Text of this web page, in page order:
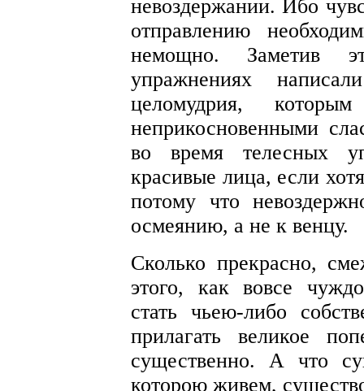
невоздержании. Ибо
отправлению
немощно. Заметив
упражнениях
целомудрия,
неприкосновенными
во время телесных
красивые лица, если
потому что
осмеянию, а не к венцу.
Сколько прекрасно,
этого, как вовсе
стать чьею-либо
прилагать великое
существенно. А что
которою живем,